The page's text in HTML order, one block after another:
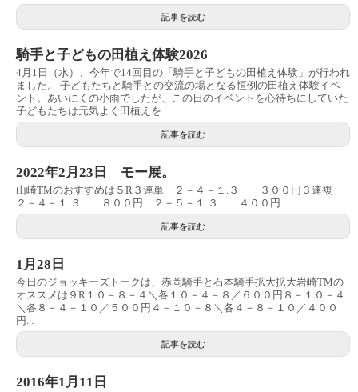
記事を読む
騎手と子どもの田植え体験2026
4月1日（水）、今年で14回目の「騎手と子どもの田植え体験」が行われ
ました。 子どもたちと騎手との交流の場となる恒例の田植え体験イベ
ント。あいにくの小雨でしたが、この日のイベントを心待ちにしていた
子どもたちは元気よく田植えを...
記事を読む
2022年2月23日 モー展。
山崎TMのおすすめは５R３連単 ２－４－１.３ ３００円３連複
２－４－１.３ ８００円 ２－５－１.３ ４００円
記事を読む
1月28日
今日のジョッキーズトークは、赤岡騎手と石本騎手拡大拡大岩崎TMの
オススメは９R１０－８－４＼各１０－４－８／６００円８－１０－４
＼各８－４－１０／５００円４－１０－８＼各４－８－１０／４００
円...
記事を読む
2016年1月11日